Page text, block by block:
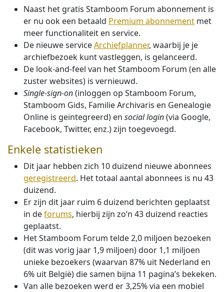
Naast het gratis Stamboom Forum abonnement is
er nu ook een betaald Premium abonnement met
meer functionaliteit en service.
De nieuwe serviceArchiefplanner, waarbij je je
archiefbezoek kunt vastleggen, is gelanceerd.
De look-and-feel van het Stamboom Forum (en alle
zuster websites) is vernieuwd.
Single-sign-on(inloggen op Stamboom Forum,
Stamboom Gids, Familie Archivaris en Genealogie
Online is geïntegreerd) en social login(via Google,
Facebook, Twitter, enz.) zijn toegevoegd.
Enkele statistieken
Dit jaar hebben zich 10 duizend nieuwe abonnees
geregistreerd. Het totaal aantal abonnees is nu 43
duizend.
Er zijn dit jaar ruim 6 duizend berichten geplaatst
in deforums, hierbij zijn zo’n 43 duizend reacties
geplaatst.
Het Stamboom Forum telde 2,0 miljoen bezoeken
(dit was vorig jaar 1,9 miljoen) door 1,1 miljoen
unieke bezoekers (waarvan 87% uit Nederland en
6% uit België) die samen bijna 11 pagina’s bekeken.
Van alle bezoeken werd er 3,25% via een mobiel